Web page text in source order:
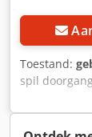
Toestand:
spil
punten: 400